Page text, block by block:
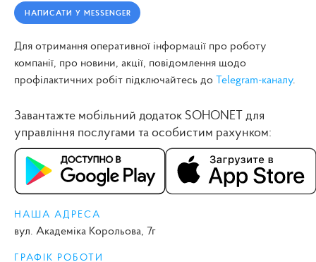
НАПИСАТИ У MESSENGER
Для отримання оперативної інформації про роботу
компанії, про новини, акції, повідомлення щодо
профілактичних робіт підключайтесь до Telegram-каналу.
Завантажте мобільний додаток SOHONET для
управління послугами та особистим рахунком:
НАША АДРЕСА
вул. Академіка Корольова, 7г
ГРАФІК РОБОТИ